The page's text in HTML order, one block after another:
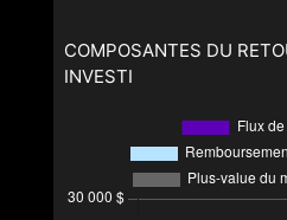
COMPOSANTES DU
INVESTI